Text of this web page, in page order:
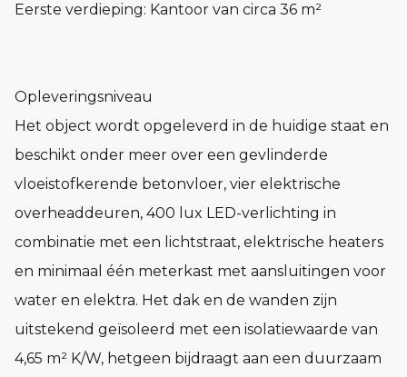
Eerste verdieping: Kantoor van circa 36 m²
Opleveringsniveau
Het object wordt opgeleverd in de huidige staat en
beschikt onder meer over een gevlinderde
vloeistofkerende betonvloer, vier elektrische
overheaddeuren, 400 lux LED-verlichting in
combinatie met een lichtstraat, elektrische heaters
en minimaal één meterkast met aansluitingen voor
water en elektra. Het dak en de wanden zijn
uitstekend geïsoleerd met een isolatiewaarde van
4,65 m² K/W, hetgeen bijdraagt aan een duurzaam